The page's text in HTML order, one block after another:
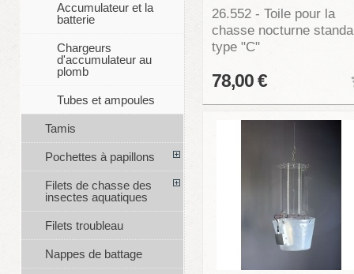
26.552 - Toile pour la
chasse nocturne
type "C"
78,00 €
Accumulateur et la
batterie
Chargeurs
d'accumulateur au
plomb
Tubes et ampoules
Tamis
Pochettes à papillons
Filets de chasse des
insectes aquatiques
Filets troubleau
Nappes de battage